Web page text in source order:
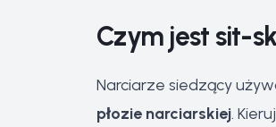
Czym jest sit-
Narciarze siedzący
płozie narciarskiej.